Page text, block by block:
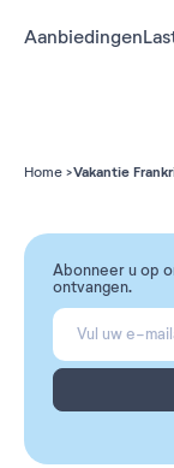
Aanbiedingen
Home Vakantie
Abonneer u op
ontvangen.